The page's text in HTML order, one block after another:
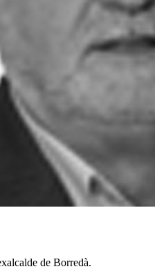
de Borredà.